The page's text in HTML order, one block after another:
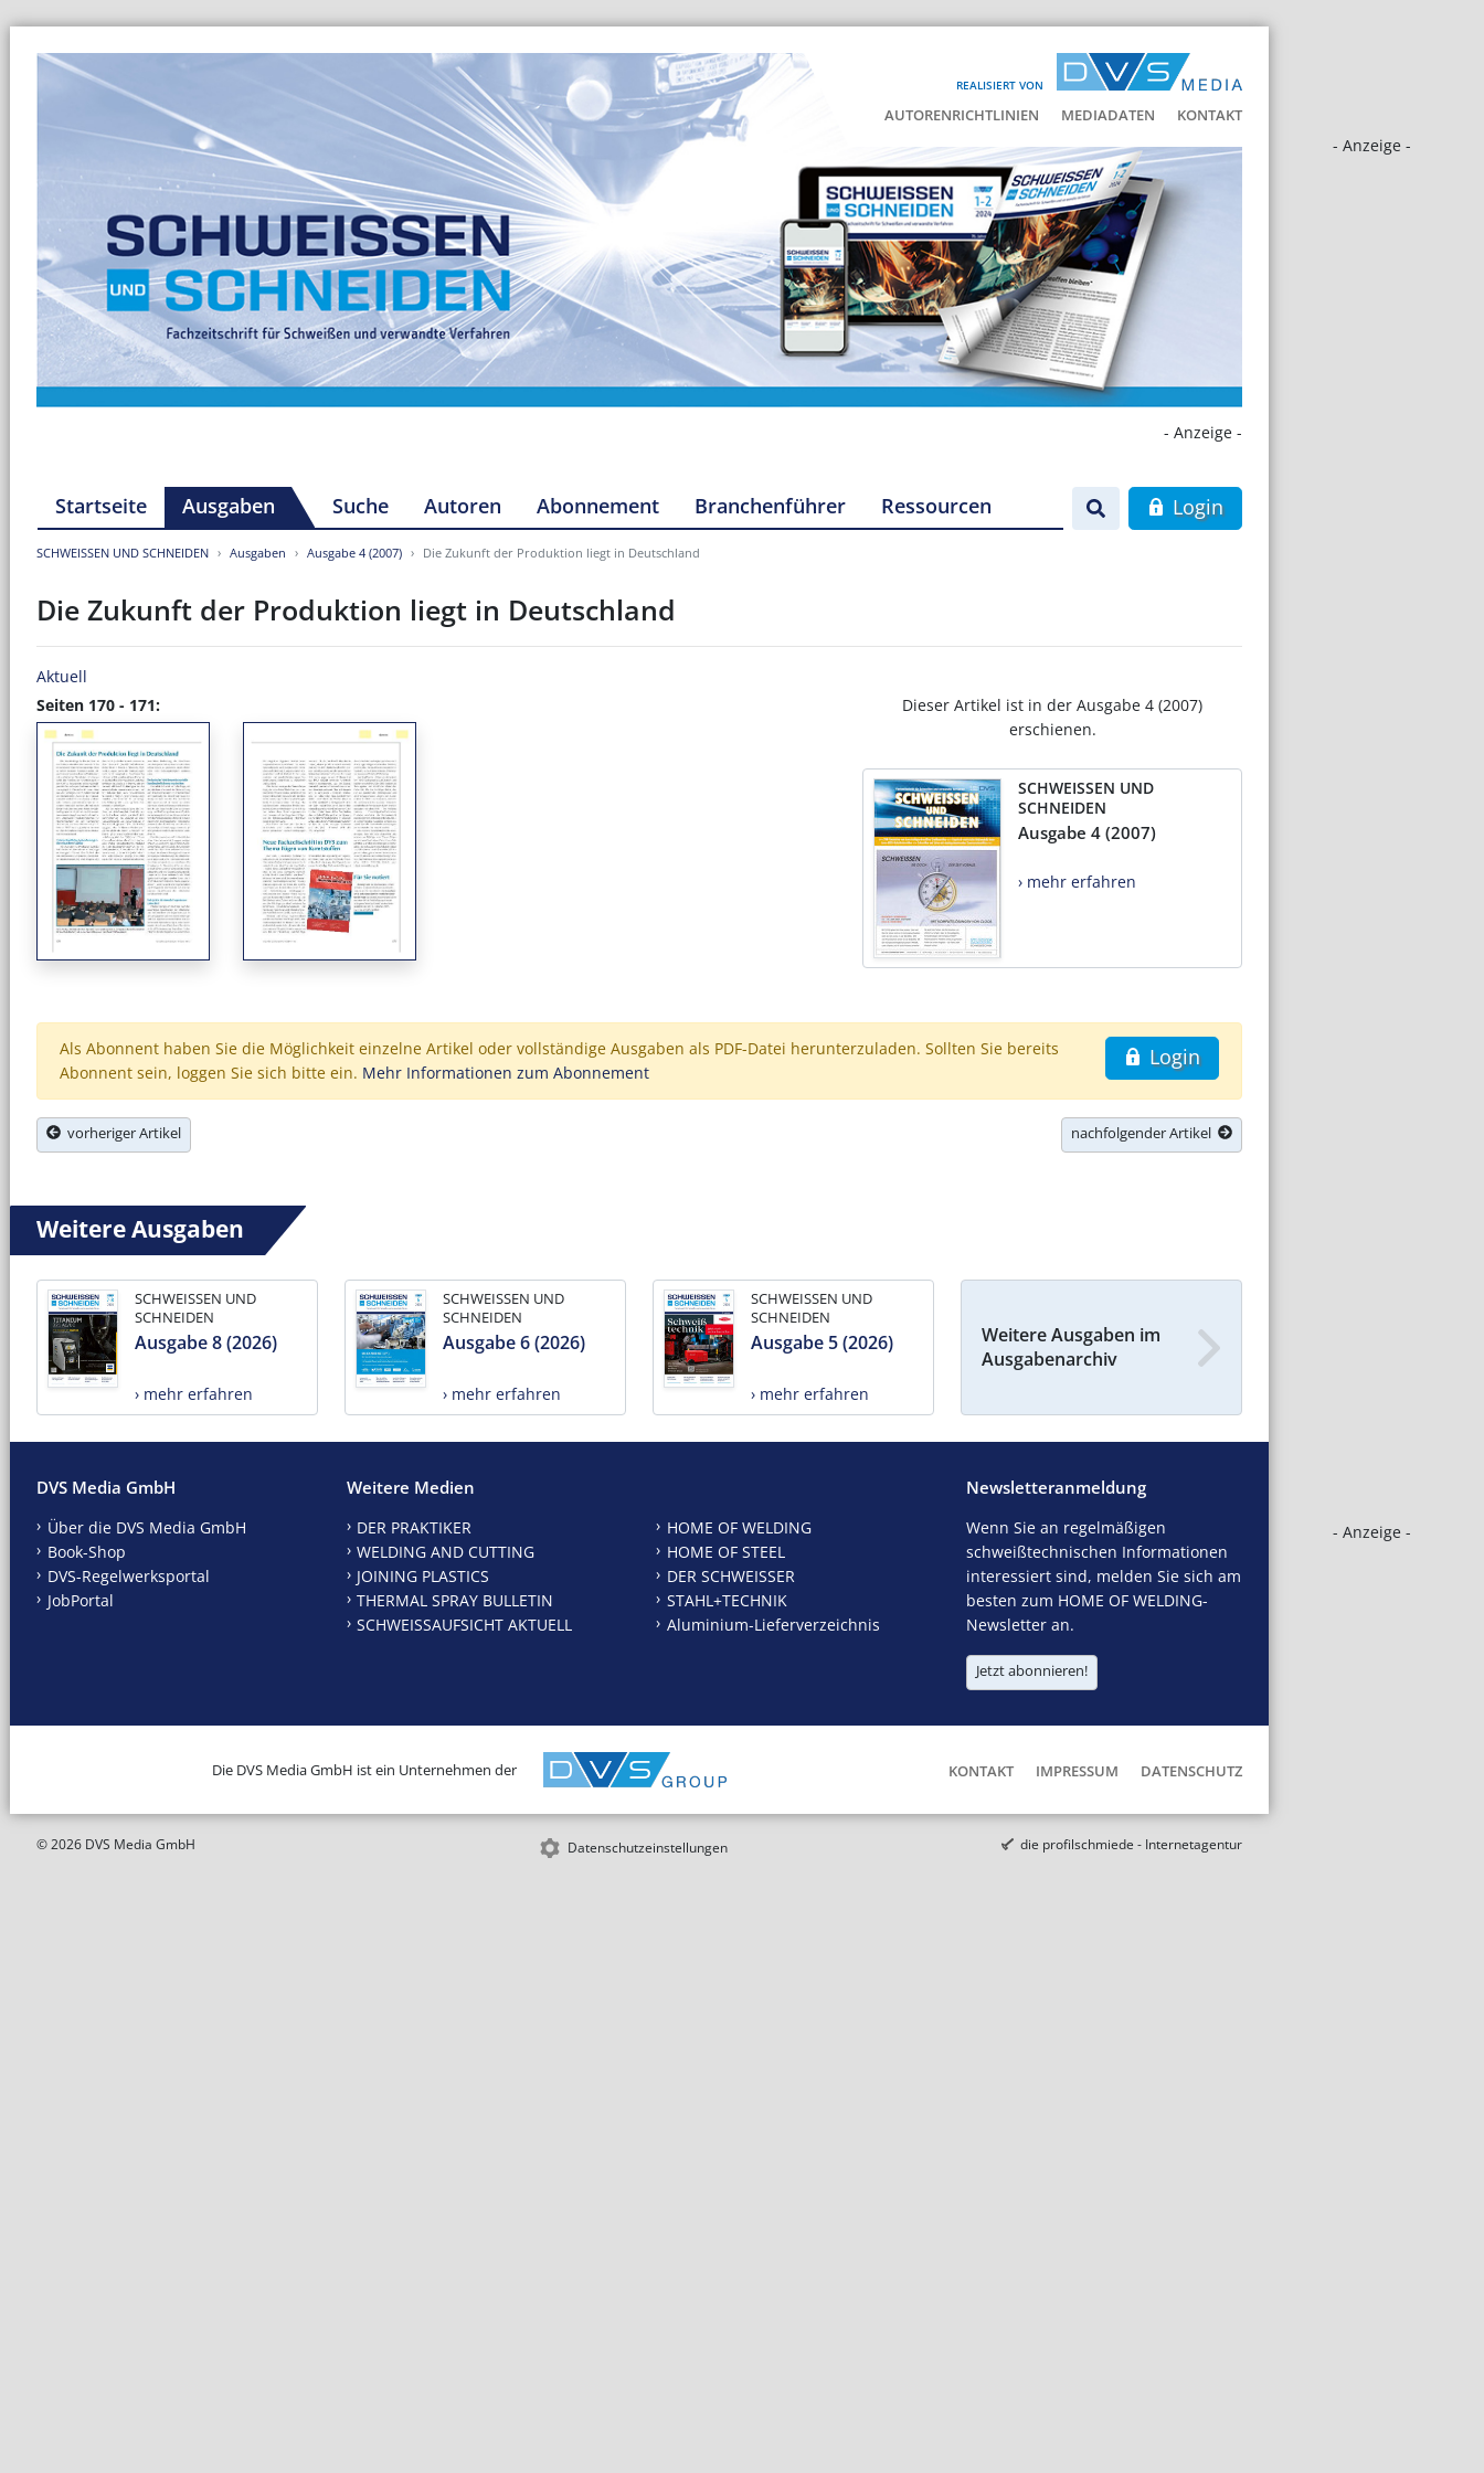
REALISIERT VON
AUTORENRICHTLINIEN MEDIADATEN KONTAKT
- Anzeige -
- Anzeige -
- Anzeige -
Startseite Ausgaben Suche Autoren Abonnement Branchenführer Ressourcen Login
SCHWEISSEN UND SCHNEIDEN Ausgaben Ausgabe 4 (2007) Die Zukunft der Produktion liegt in Deutschland
Die Zukunft der Produktion liegt in Deutschland
Aktuell
Seiten 170 - 171:
Dieser Artikel ist in der Ausgabe 4 (2007)
erschienen.
SCHWEISSEN UND
SCHNEIDEN
Ausgabe 4 (2007)
› mehr erfahren
Login
Als Abonnent haben Sie die Möglichkeit einzelne Artikel oder vollständige Ausgaben als PDF-Datei herunterzuladen. Sollten Sie bereits
Abonnent sein, loggen Sie sich bitte ein. Mehr Informationen zum Abonnement
vorheriger Artikel nachfolgender Artikel
Weitere Ausgaben
SCHWEISSEN UND
SCHNEIDEN
Ausgabe 8 (2026)
› mehr erfahren
SCHWEISSEN UND
SCHNEIDEN
Ausgabe 6 (2026)
› mehr erfahren
SCHWEISSEN UND
SCHNEIDEN
Ausgabe 5 (2026)
› mehr erfahren
Weitere Ausgaben im
Ausgabenarchiv
DVS Media GmbH
Über die DVS Media GmbH
Book-Shop
DVS-Regelwerksportal
JobPortal
Weitere Medien
DER PRAKTIKER
WELDING AND CUTTING
JOINING PLASTICS
THERMAL SPRAY BULLETIN
SCHWEISSAUFSICHT AKTUELL
HOME OF WELDING
HOME OF STEEL
DER SCHWEISSER
STAHL+TECHNIK
Aluminium-Lieferverzeichnis
Newsletteranmeldung
Wenn Sie an regelmäßigen
schweißtechnischen Informationen
interessiert sind, melden Sie sich am
besten zum HOME OF WELDING-
Newsletter an.
Jetzt abonnieren!
Die DVS Media GmbH ist ein Unternehmen der KONTAKT IMPRESSUM DATENSCHUTZ
© 2026 DVS Media GmbH Datenschutzeinstellungen die profilschmiede - Internetagentur